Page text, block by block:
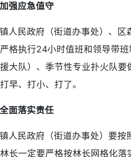
强应急值守
人民政府（街道办事处）、
格执行24小时值班和领导带
大队）、季节性专业扑火队
早、打小、打了。
面落实责任
人民政府（街道办事处）要按
长一定要严格按林长网格化